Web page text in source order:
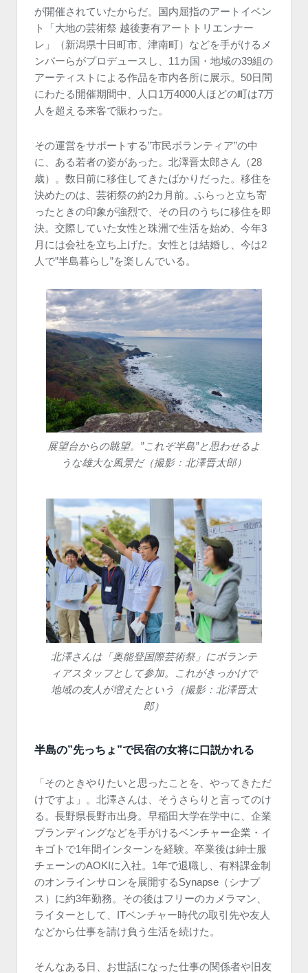
が開催されていたからだ。国内屈指のアートイベン
ト「大地の芸術祭 越後妻有アートトリエンナー
レ」（新潟県十日町市、津南町）などを手がけるメ
ンバーらがプロデュースし、11カ国・地域の39組の
アーティストによる作品を市内各所に展示。50日間
にわたる開催期間中、人口1万4000人ほどの町は7万
人を超える来客で賑わった。
その運営をサポートする”市民ボランティア”の中
に、ある若者の姿があった。北澤晋太郎さん（28
歳）。数日前に移住してきたばかりだった。移住を
決めたのは、芸術祭の約2カ月前。ふらっと立ち寄
ったときの印象が強烈で、その日のうちに移住を即
決。交際していた女性と珠洲で生活を始め、今年3
月には会社を立ち上げた。女性とは結婚し、今は2
人で”半島暮らし”を楽しんでいる。
展望台からの眺望。”これぞ半島”と思わせるよ
うな雄大な風景だ（撮影：北澤晋太郎）
北澤さんは「奥能登国際芸術祭」にボランテ
ィアスタッフとして参加。これがきっかけで
地域の友人が増えたという（撮影：北澤晋太
郎）
半島の”先っちょ”で民宿の女将に口説かれる
「そのときやりたいと思ったことを、やってきただ
けですよ」。北澤さんは、そうさらりと言ってのけ
る。長野県長野市出身。早稲田大学在学中に、企業
ブランディングなどを手がけるベンチャー企業・イ
キゴトで1年間インターンを経験。卒業後は紳士服
チェーンのAOKIに入社。1年で退職し、有料課金制
のオンラインサロンを展開するSynapse（シナプ
ス）に約3年勤務。その後はフリーのカメラマン、
ライターとして、ITベンチャー時代の取引先や友人
などから仕事を請け負う生活を続けた。
そんなある日、お世話になった仕事の関係者や旧友